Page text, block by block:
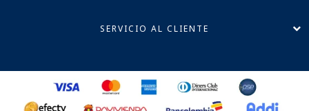
SERVICIO AL CLIENTE